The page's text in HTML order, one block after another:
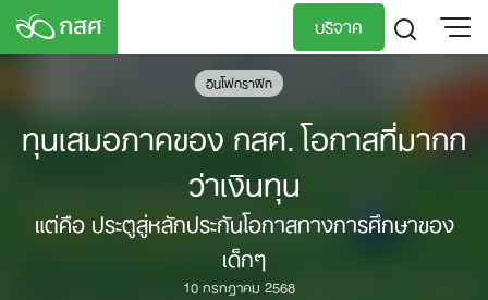
Skip
บริจาค
EN
อินโฟกราฟิก
ทุนเสมอภาคของ กสศ. โอกาสที่มากก
ว่าเงินทุน
แต่คือ ประตูสู่หลักประกันโอกาสทางการศึกษาของ
เด็กๆ
10 กรกฎาคม 2568